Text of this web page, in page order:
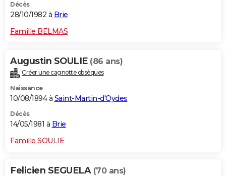
Décès
28/10/1982 à Brie
Famille BELMAS
Augustin SOULIE (86 ans)
Créer une cagnotte obsèques
Naissance
10/08/1894 à Saint-Martin-d'Oydes
Décès
14/05/1981 à Brie
Famille SOULIE
Felicien SEGUELA (70 ans)